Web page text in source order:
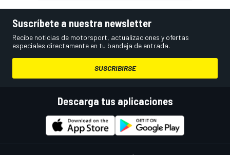
Suscríbete a nuestra newsletter
Recibe noticias de motorsport, actualizaciones y ofertas
especiales directamente en tu bandeja de entrada.
SUSCRIBIRSE
Descarga tus aplicaciones